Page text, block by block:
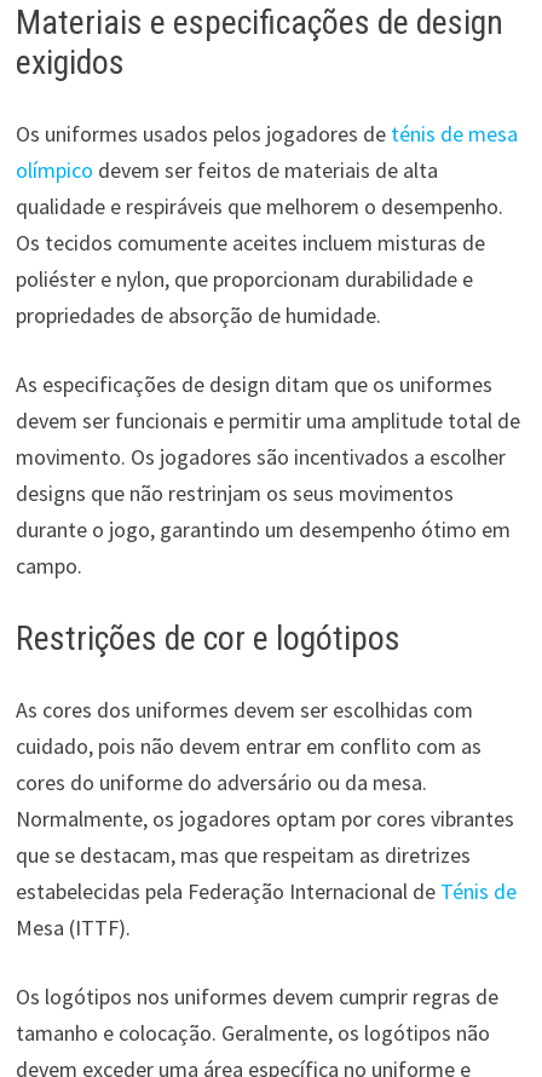
Materiais e especificações de design
exigidos
Os uniformes usados pelos jogadores de ténis de mesa
olímpico devem ser feitos de materiais de alta
qualidade e respiráveis que melhorem o desempenho.
Os tecidos comumente aceites incluem misturas de
poliéster e nylon, que proporcionam durabilidade e
propriedades de absorção de humidade.
As especificações de design ditam que os uniformes
devem ser funcionais e permitir uma amplitude total de
movimento. Os jogadores são incentivados a escolher
designs que não restrinjam os seus movimentos
durante o jogo, garantindo um desempenho ótimo em
campo.
Restrições de cor e logótipos
As cores dos uniformes devem ser escolhidas com
cuidado, pois não devem entrar em conflito com as
cores do uniforme do adversário ou da mesa.
Normalmente, os jogadores optam por cores vibrantes
que se destacam, mas que respeitam as diretrizes
estabelecidas pela Federação Internacional de Ténis de
Mesa (ITTF).
Os logótipos nos uniformes devem cumprir regras de
tamanho e colocação. Geralmente, os logótipos não
devem exceder uma área específica no uniforme e